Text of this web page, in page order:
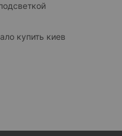
купить киев